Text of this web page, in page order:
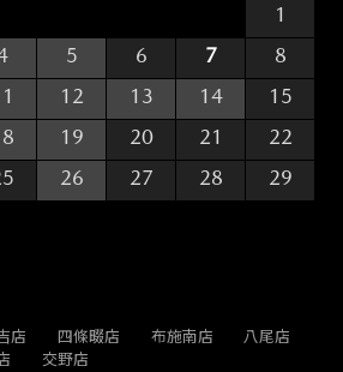
1
5 6 7
8
12 13 14
15
19 20 21
22
26 27 28
29
店 四條畷店 布施南店
八尾店
交野店